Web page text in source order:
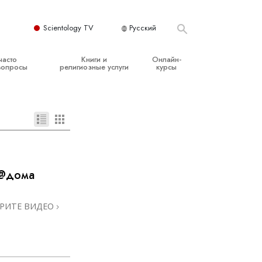
Scientology TV Русский
Книги и
религиозные услуги
Аудиокниги
Начальные религиозные услуги
Онлайн-
курсы
Динамики существования
Целостность и честность
Шкала эмоциональных тонов
ВИДЕО